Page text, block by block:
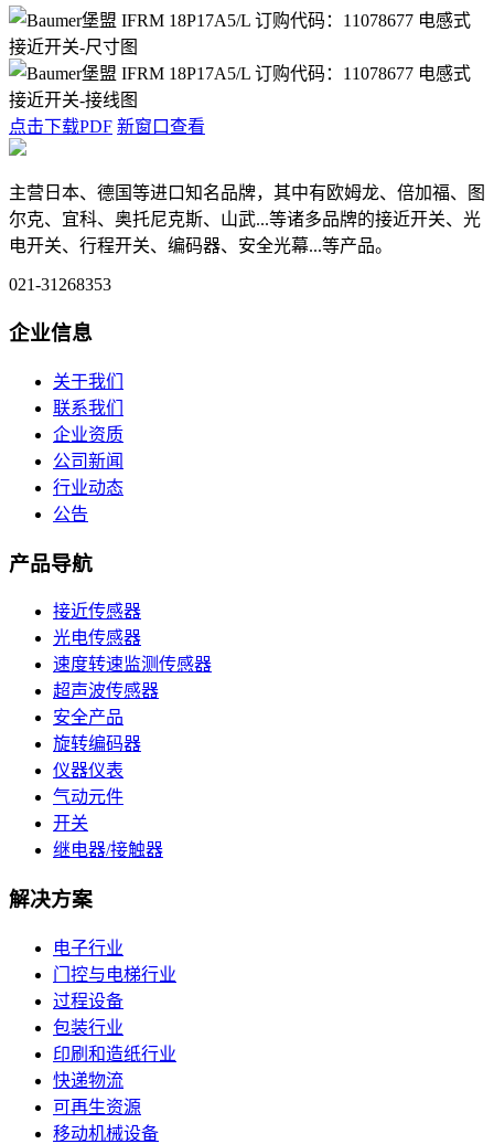
点击下载PDF 新窗口查看
主营日本、德国等进口知名品牌，其中有欧姆龙、倍加福、图
尔克、宜科、奥托尼克斯、山武...等诸多品牌的接近开关、光
电开关、行程开关、编码器、安全光幕...等产品。
021-31268353
企业信息
关于我们
联系我们
企业资质
公司新闻
行业动态
公告
产品导航
接近传感器
光电传感器
速度转速监测传感器
超声波传感器
安全产品
旋转编码器
仪器仪表
气动元件
开关
继电器/接触器
解决方案
电子行业
门控与电梯行业
过程设备
包装行业
印刷和造纸行业
快递物流
可再生资源
移动机械设备